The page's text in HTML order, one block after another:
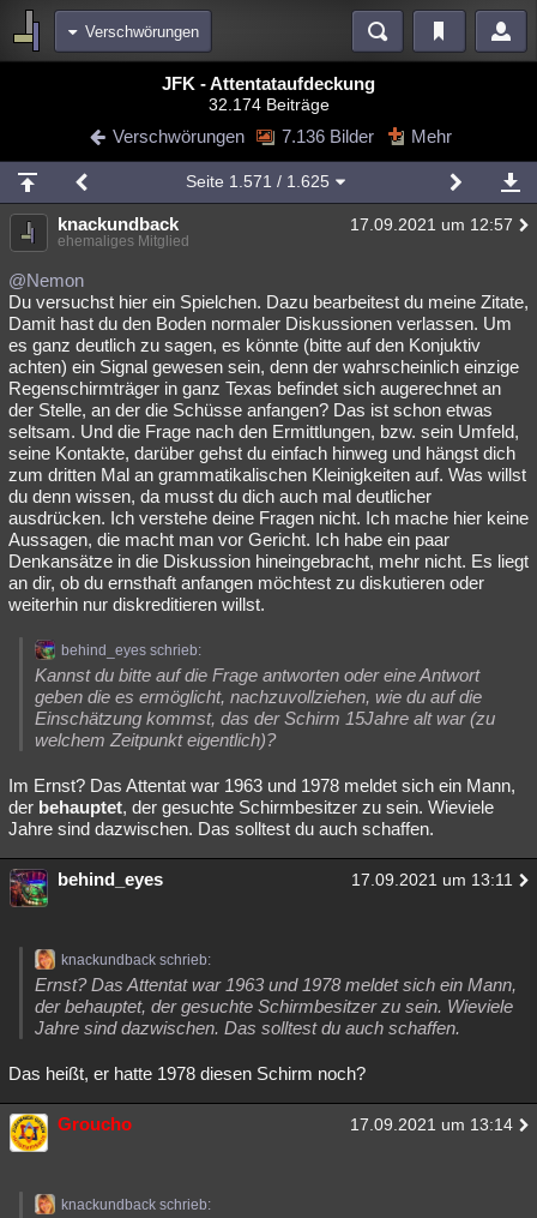
Verschwörungen
Diskussionen Blogs Videos
Chat Wiki Neuigkeiten
meine Rubriken
Menschen Wissenschaft Mystery Kriminalfälle
Spiritualität
Natur Umfragen Unterhaltung
weitere Rubriken
Philosophie Träume Orte Esoterik Literatur
Astronomie Helpdesk Gruppen Gaming Filme
Musik Clash Verbesserungen Allmystery English
Übersichten
Besucht Teilgenommen Alle Neue Geschlossen
Lesenswert Schlüsselwörter
JFK - Attentataufdeckung
32.174 Beiträge
Verschwörungen 7.136 Bilder Mehr
Seite 1.571 / 1.625
knackundback 17.09.2021 um 12:57
ehemaliges Mitglied
@Nemon
Du versuchst hier ein Spielchen. Dazu bearbeitest du meine Zitate,
Damit hast du den Boden normaler Diskussionen verlassen. Um
es ganz deutlich zu sagen, es könnte (bitte auf den Konjuktiv
achten) ein Signal gewesen sein, denn der wahrscheinlich einzige
Regenschirmträger in ganz Texas befindet sich augerechnet an
der Stelle, an der die Schüsse anfangen? Das ist schon etwas
seltsam. Und die Frage nach den Ermittlungen, bzw. sein Umfeld,
seine Kontakte, darüber gehst du einfach hinweg und hängst dich
zum dritten Mal an grammatikalischen Kleinigkeiten auf. Was willst
du denn wissen, da musst du dich auch mal deutlicher
ausdrücken. Ich verstehe deine Fragen nicht. Ich mache hier keine
Aussagen, die macht man vor Gericht. Ich habe ein paar
Denkansätze in die Diskussion hineingebracht, mehr nicht. Es liegt
an dir, ob du ernsthaft anfangen möchtest zu diskutieren oder
weiterhin nur diskreditieren willst.
behind_eyes schrieb:
Kannst du bitte auf die Frage antworten oder eine Antwort
geben die es ermöglicht, nachzuvollziehen, wie du auf die
Einschätzung kommst, das der Schirm 15Jahre alt war (zu
welchem Zeitpunkt eigentlich)?
Im Ernst? Das Attentat war 1963 und 1978 meldet sich ein Mann,
der behauptet, der gesuchte Schirmbesitzer zu sein. Wieviele
Jahre sind dazwischen. Das solltest du auch schaffen.
behind_eyes 17.09.2021 um 13:11
knackundback schrieb:
Ernst? Das Attentat war 1963 und 1978 meldet sich ein Mann,
der behauptet, der gesuchte Schirmbesitzer zu sein. Wieviele
Jahre sind dazwischen. Das solltest du auch schaffen.
Das heißt, er hatte 1978 diesen Schirm noch?
Groucho 17.09.2021 um 13:14
knackundback schrieb: